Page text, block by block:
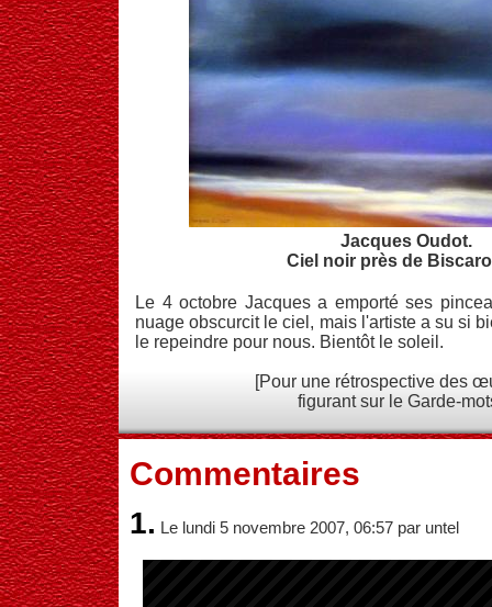
Jacques Oudot.
Ciel noir près de
Le 4 octobre Jacques a emporté ses
nuage obscurcit le ciel, mais l'artiste a su si
le repeindre pour nous. Bientôt le soleil.
[Pour une rétrospective des
figurant sur le Garde-
Commentaires
1. Le lundi 5 novembre 2007, 06:57 par untel